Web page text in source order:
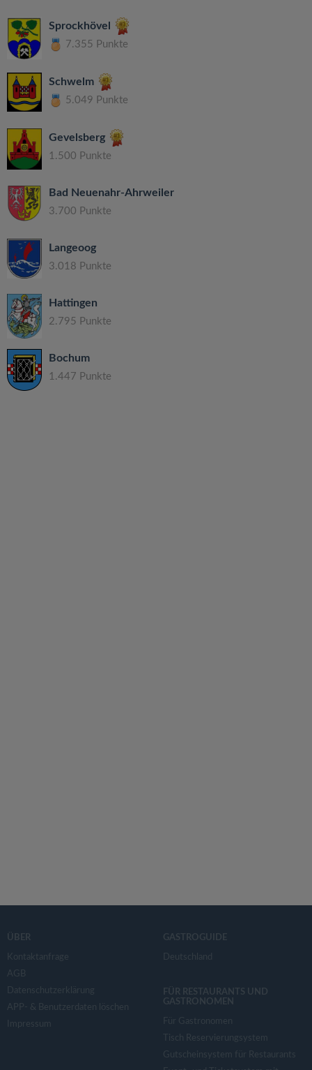
Sprockhövel
7.355 Punkte
Schwelm
5.049 Punkte
Gevelsberg
1.500 Punkte
Bad Neuenahr-Ahrweiler
3.700 Punkte
Langeoog
3.018 Punkte
Hattingen
2.795 Punkte
Bochum
1.447 Punkte
ÜBER
Kontaktanfrage
AGB
Datenschutzerklärung
APP- & Benutzerdaten löschen
Impressum
GASTROGUIDE
Deutschland
FÜR RESTAURANTS UND
GASTRONOMEN
Für Gastronomen
Tisch Reservierungsystem
Gutscheinsystem für Restaurants